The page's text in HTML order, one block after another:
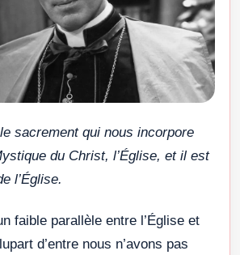
sacrement qui nous incorpore
du Christ, l’Église, et il est
l’Église.
faible parallèle entre l’Église et
d’entre nous n’avons pas